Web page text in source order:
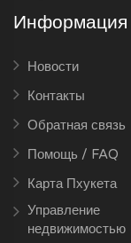
Информация
Новости
Контакты
Обратная связь
Помощь / FAQ
Карта Пхукета
Управление
недвижимостью